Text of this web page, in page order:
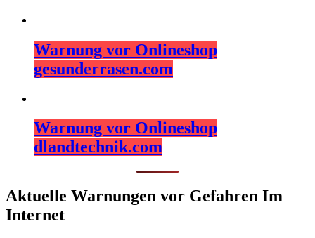
Warnung vor Onlineshop
gesunderrasen.com
Warnung vor Onlineshop
dlandtechnik.com
Aktuelle Warnungen vor Gefahren Im
Internet